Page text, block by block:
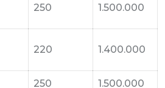
250 1.500.000
220 1.400.000
250 1.500.000